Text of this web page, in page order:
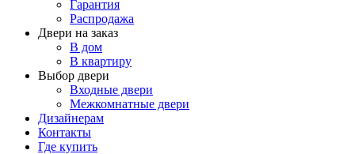
Гарантия
Распродажа
Двери на заказ
В дом
В квартиру
Выбор двери
Входные двери
Межкомнатные двери
Дизайнерам
Контакты
Где купить